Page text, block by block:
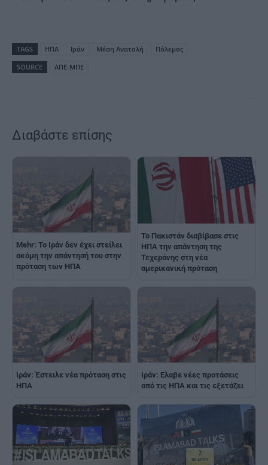
TAGS ΗΠΑ Ιράν Μέση Ανατολή
Πόλεμος
SOURCE
ΑΠΕ-ΜΠΕ
Διαβάστε επίσης
Mehr: Το Ιράν δεν έχει στείλει
ακόμη την απάντησή του στην
πρόταση των ΗΠΑ
Το Πακιστάν διαβίβασε στις
ΗΠΑ την απάντηση της
Τεχεράνης στη νέα
αμερικανική πρόταση
Ιράν: Έστειλε νέα πρόταση στις
ΗΠΑ
Ιράν: Eλαβε νέες προτάσεις
από τις ΗΠΑ και τις εξετάζει